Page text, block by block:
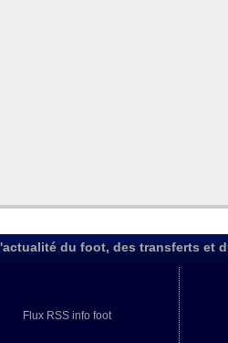
du foot, des transferts et
Flux RSS info foot